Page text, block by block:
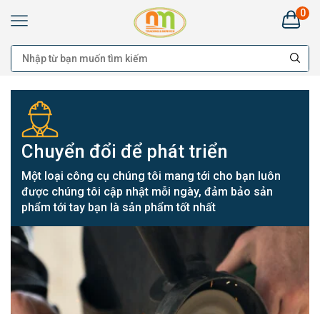
Kim
Khí
Nhật
Minh
Cung
cấp
cho
công
trình
-
Bán
lẻ
0
Chuyển đổi để phát triển
Một loại công cụ chúng tôi mang tới cho bạn luôn
được chúng tôi cập nhật mỗi ngày, đảm bảo sản
phẩm tới tay bạn là sản phẩm tốt nhất